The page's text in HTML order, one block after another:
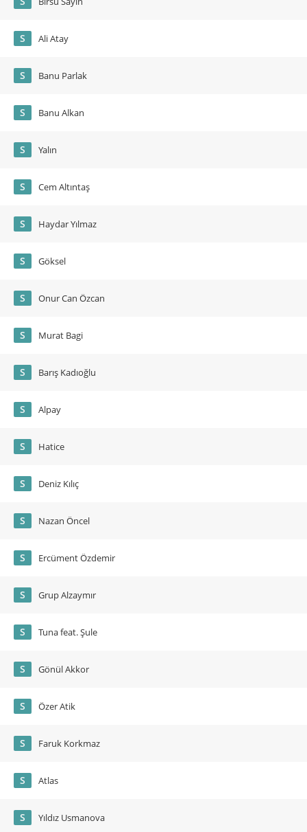
S Ali Atay
S Banu Parlak
S Banu Alkan
S Yalın
S Cem Altıntaş
S Haydar Yılmaz
S Göksel
S Onur Can Özcan
S Murat Bagi
S Barış Kadıoğlu
S Alpay
S Hatice
S Deniz Kılıç
S Nazan Öncel
S Ercüment Özdemir
S Grup Alzaymır
S Tuna feat. Şule
S Gönül Akkor
S Özer Atik
S Faruk Korkmaz
S Atlas
S Yıldız Usmanova